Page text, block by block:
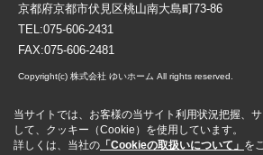
京都府京都市伏見区桃山南大島町73-86
TEL:075-606-2431
FAX:075-606-2481
Copyright(c) 株式会社 ゆいホーム All rights reserved.
当サイトでは、お客様の当サイト利用状況把握、
して、クッキー（Cookie）を使用しています。
詳しくは、当社の 「Cookieの取扱いについて」 を